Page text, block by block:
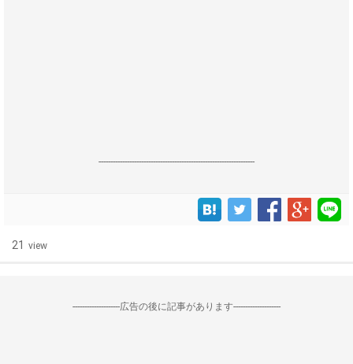
------------------------------------------------------------------
21 view
--------------------広告の後に記事があります--------------------